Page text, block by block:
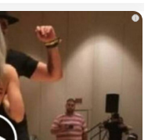
i